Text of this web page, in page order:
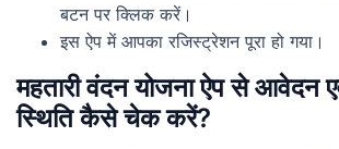
बटन पर क्लिक करें।
इस ऐप में आपका रजिस्ट्रेशन पूरा हो गया।
महतारी वंदन योजना ऐप से आवेदन
स्थिति कैसे चेक करें?